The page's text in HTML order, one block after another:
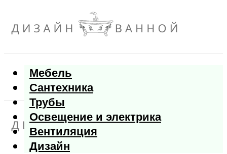
Мебель
Сантехника
Трубы
Освещение и электрика
Вентиляция
Дизайн